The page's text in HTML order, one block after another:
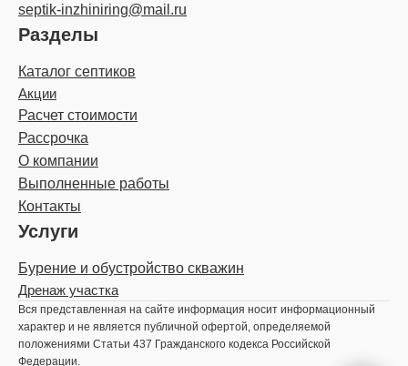
septik-inzhiniring@mail.ru
Разделы
Каталог септиков
Акции
Расчет стоимости
Рассрочка
О компании
Выполненные работы
Контакты
Услуги
Бурение и обустройство скважин
Дренаж участка
Вся представленная на сайте информация носит информационный
характер и не является публичной офертой, определяемой
положениями Статьи 437 Гражданского кодекса Российской
Федерации.